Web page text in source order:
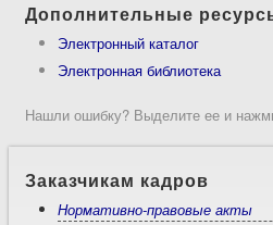
Дополнительные
Электронный каталог
Электронная библиотека
Нашли ошибку? Выделите ее и
Заказчикам кадров
Нормативно-правовые акты